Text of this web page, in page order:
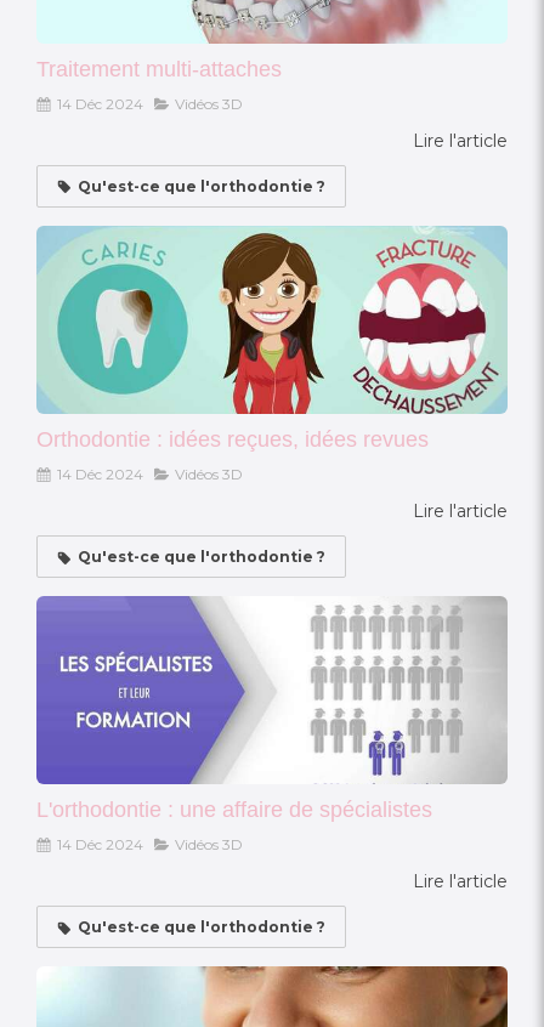
Traitement multi-attaches
14 Déc 2024 Vidéos 3D
Lire l'article
Qu'est-ce que l'orthodontie ?
Orthodontie : idées reçues, idées revues
14 Déc 2024 Vidéos 3D
Lire l'article
Qu'est-ce que l'orthodontie ?
L'orthodontie : une affaire de spécialistes
14 Déc 2024 Vidéos 3D
Lire l'article
Qu'est-ce que l'orthodontie ?